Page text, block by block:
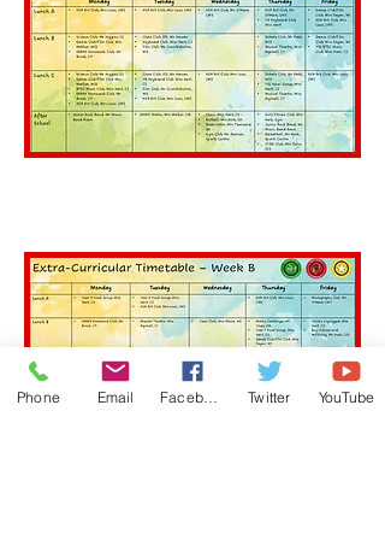
Phone Email Twitter YouTube